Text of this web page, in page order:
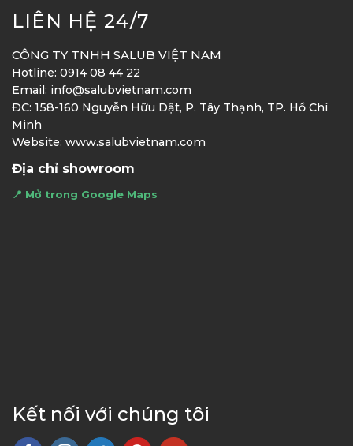
LIÊN HỆ 24/7
CÔNG TY TNHH SALUB VIỆT NAM
Hotline: 0914 08 44 22
Email: info@salubvietnam.com
ĐC: 158-160 Nguyễn Hữu Dật, P. Tây Thạnh, TP. Hồ Chí
Minh
Website: www.salubvietnam.com
Địa chỉ showroom
📍 Mở trong Google Maps
Kết nối với chúng tôi